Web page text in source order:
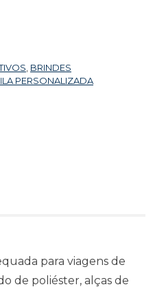
BRINDES
PERSONALIZADA
para viagens de
de poliéster, alças de